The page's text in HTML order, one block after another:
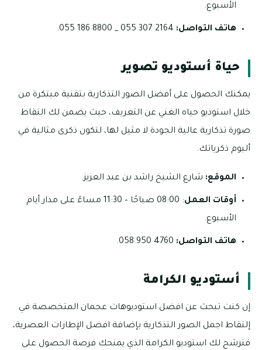
الأسبوع.
هاتف التواصل:
حياة أستوديو تصوير
يمكنك الحصول على أفضل الصور التذكارية بتقنية مبتكرة من
خلال استوديو حياه الغني عن التعريف، حيث يضمن لك التقاط
صورة تذكارية عالية الجودة لا مثيل لها، لتكون ذكرى مثالية في
ألبوم ذكرياتك.
الموقع: شارع الشيخ راشد بن عبد العزيز.
أوقات العمل
: 08:00 صباحًا – 11:30 مساءً على مدار أيام
الأسبوع.
هاتف التواصل:
أستوديو الكرامة
إن كنت تبحث عن افضل استوديوهات عجمان المتخصصة في
إلتقاط اجمل الصور التذكارية بإضافة افضل الإطارات العصرية،
فنرشح لك استوديو الكرامة الذي يمنحك فرصة الحصول على